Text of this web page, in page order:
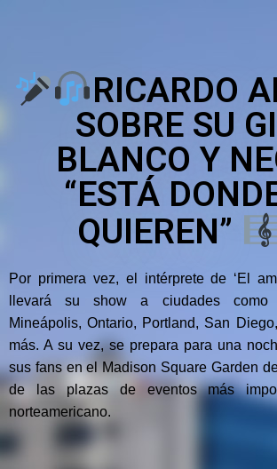
RICARDO
SOBRE SU
BLANCO Y
“ESTÁ
QUIEREN”
Por primera vez, el intérprete de ‘El
llevará su show a ciudades como
Mineápolis, Ontario, Portland, San
más. A su vez, se prepara para una
sus fans en el Madison Square Garden
de las plazas de eventos más
norteamericano.